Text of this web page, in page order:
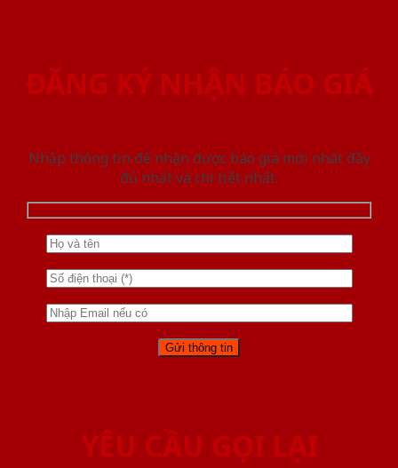
ĐĂNG KÝ NHẬN BÁO GIÁ
Nhập thông tin để nhận được báo giá mới nhât đầy
đủ nhất và chi tiết nhất.
YÊU CẦU GỌI LẠI